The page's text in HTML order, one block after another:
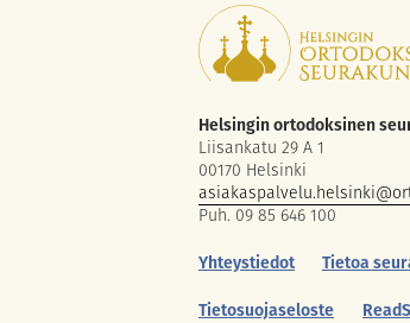
Helsingin ortodoksinen
Liisankatu 29 A 1
00170 Helsinki
Puh. 09 85 646 100
Yhteystiedot
Tietoa
Tietosuojaseloste